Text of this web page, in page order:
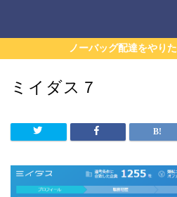
ノーバッグ配達をやり
ミイダス７